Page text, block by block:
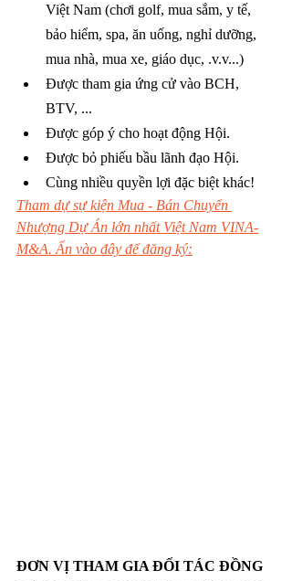
Việt Nam (chơi golf, mua sắm, y tế,
bảo hiểm, spa, ăn uống, nghỉ dưỡng,
mua nhà, mua xe, giáo dục, .v.v...)
Được tham gia ứng cử vào BCH,
BTV, ...
Được góp ý cho hoạt động Hội.
Được bỏ phiếu bầu lãnh đạo Hội.
Cùng nhiều quyền lợi đặc biệt khác!
Tham dự sự kiện Mua - Bán Chuyển
Nhượng Dự Án lớn nhất Việt Nam VINA-
M&A. Ấn vào đây để đăng ký:
ĐƠN VỊ THAM GIA ĐỐI TÁC ĐỒNG